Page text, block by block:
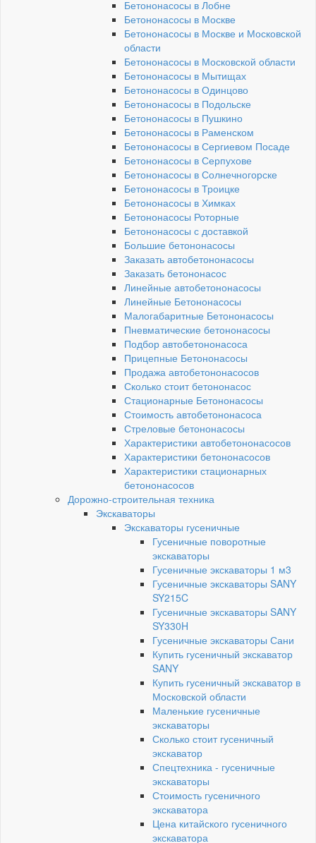
Бетононасосы в Лобне
Бетононасосы в Москве
Бетононасосы в Москве и Московской
области
Бетононасосы в Московской области
Бетононасосы в Мытищах
Бетононасосы в Одинцово
Бетононасосы в Подольске
Бетононасосы в Пушкино
Бетононасосы в Раменском
Бетононасосы в Сергиевом Посаде
Бетононасосы в Серпухове
Бетононасосы в Солнечногорске
Бетононасосы в Троицке
Бетононасосы в Химках
Бетононасосы Роторные
Бетононасосы с доставкой
Большие бетононасосы
Заказать автобетононасосы
Заказать бетононасос
Линейные автобетононасосы
Линейные Бетононасосы
Малогабаритные Бетононасосы
Пневматические бетононасосы
Подбор автобетононасоса
Прицепные Бетононасосы
Продажа автобетононасосов
Сколько стоит бетононасос
Стационарные Бетононасосы
Стоимость автобетононасоса
Стреловые бетононасосы
Характеристики автобетононасосов
Характеристики бетононасосов
Характеристики стационарных
бетононасосов
Дорожно-строительная техника
Экскаваторы
Экскаваторы гусеничные
Гусеничные поворотные
экскаваторы
Гусеничные экскаваторы 1 м3
Гусеничные экскаваторы SANY
SY215C
Гусеничные экскаваторы SANY
SY330H
Гусеничные экскаваторы Сани
Купить гусеничный экскаватор
SANY
Купить гусеничный экскаватор в
Московской области
Маленькие гусеничные
экскаваторы
Сколько стоит гусеничный
экскаватор
Спецтехника - гусеничные
экскаваторы
Стоимость гусеничного
экскаватора
Цена китайского гусеничного
экскаватора